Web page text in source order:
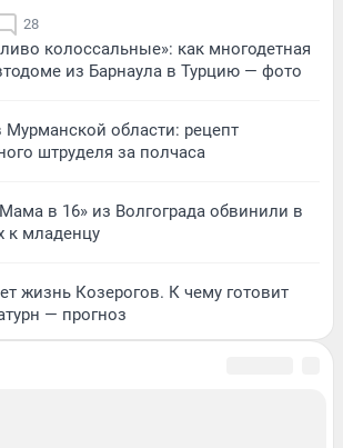
28
колоссальные»: как многодетная
из Барнаула в Турцию — фото
Мурманской области: рецепт
штруделя за полчаса
в 16» из Волгограда обвинили в
к младенцу
жизнь Козерогов. К чему готовит
— прогноз